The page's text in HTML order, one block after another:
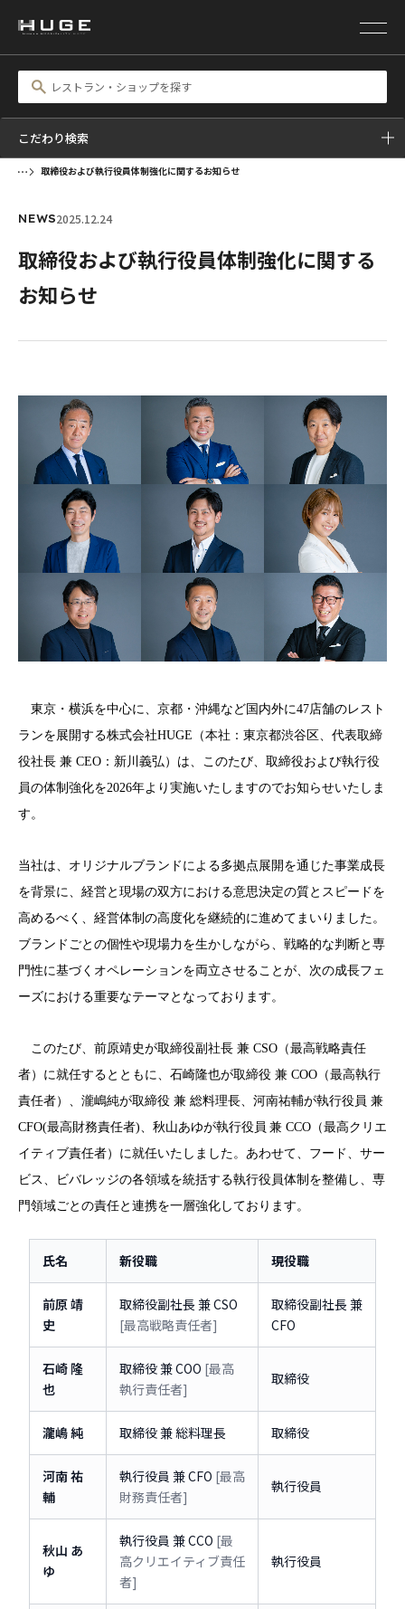
こだわり検索
取締役および執行役員体制強化に関するお知らせ
NEWS2025.12.24
取締役および執行役員体制強化に関する
お知らせ
東京・横浜を中心に、京都・沖縄など国内外に47店舗のレスト
ランを展開する株式会社HUGE （本社：東京都渋谷区、代表取締
役社長 兼 CEO ：新川義弘）は、このたび、取締役および執行役
員の体制強化を2026年より実施いたしますのでお知らせいたしま
す。
当社は、オリジナルブランドによる多拠点展開を通じた事業成長
を背景に、経営と現場の双方における意思決定の質とスピードを
高めるべく、経営体制の高度化を継続的に進めてまいりました。
ブランドごとの個性や現場力を生かしながら、戦略的な判断と専
門性に基づくオペレーションを両立させることが、次の成長フェ
ーズにおける重要なテーマとなっております。
このたび、前原靖史が取締役副社長 兼 CSO （最高戦略責任
者）に就任するとともに、石崎隆也が取締役 兼 COO （最高執行
責任者）、瀧嶋純が取締役 兼 総料理長、 河南祐輔が執行役員 兼
CFO(最高財務責任者) 秋山あゆが執行役員 兼 CCO （最高クリエ
イティブ責任者） に就任いたしました。あわせて、フード
、サー
ビス、ビバレッジの各領域を統括する執行役員体制を整備し、専
門領域ごとの責任と連携を一層強化しております。
氏名 新役職 現役職
前原 靖
史
取締役副社長 兼 CSO
[最高戦略責任者]
取締役副社長 兼
CFO
石崎 隆
也
取締役 兼 COO [最高
執行責任者]
取締役
瀧嶋 純 取締役 兼 総料理長 取締役
河南 祐
輔
執行役員 兼 CFO [最高
財務責任者]
執行役員
秋山 あ
ゆ
執行役員 兼 CCO [最
高クリエイティブ責任
者]
執行役員